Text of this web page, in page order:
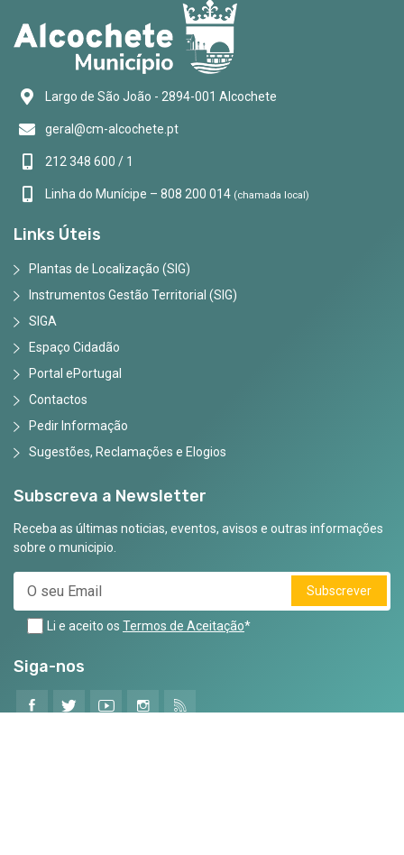
Largo de São João - 2894-001 Alcochete
geral@cm-alcochete.pt
212 348 600 / 1
Linha do Munícipe – 808 200 014 (chamada local)
Links Úteis
Plantas de Localização (SIG)
Instrumentos Gestão Territorial (SIG)
SIGA
Espaço Cidadão
Portal ePortugal
Contactos
Pedir Informação
Sugestões, Reclamações e Elogios
Subscreva a Newsletter
Receba as últimas noticias, eventos, avisos e outras informações
sobre o municipio.
Subscrever
Li e aceito os Termos de Aceitação*
Siga-nos